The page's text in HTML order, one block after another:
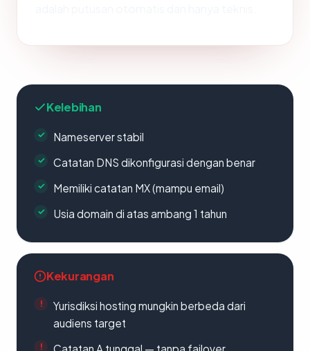
Kelebihan
Nameserver stabil
Catatan DNS dikonfigurasi dengan benar
Memiliki catatan MX (mampu email)
Usia domain di atas ambang 1 tahun
Kekurangan
Yurisdiksi hosting mungkin berbeda dari
audiens target